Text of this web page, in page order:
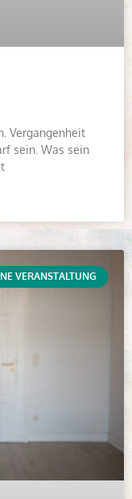
Vergangenheit
sein. Was sein
VERANSTALTUNG